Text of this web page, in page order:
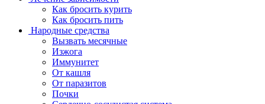
Как бросить курить
Как бросить пить
Народные средства
Вызвать месячные
Изжога
Иммунитет
От кашля
От паразитов
Почки